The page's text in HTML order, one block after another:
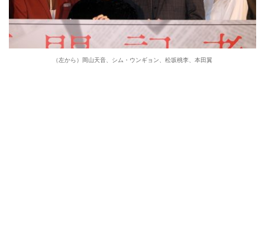
（左から）岡山天音、シム・ウンギョン、松坂桃李、本田翼